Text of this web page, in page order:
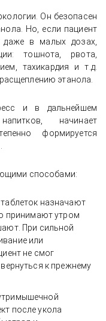
Он безопасен
Но, если пациент
даже в малых дозах,
тошнота, рвота,
тахикардия и т.д.
этанола.
и в дальнейшем
начинает
формируется
способами:
назначают
принимают утром
При сильной
или
не смог
к прежнему
после укола